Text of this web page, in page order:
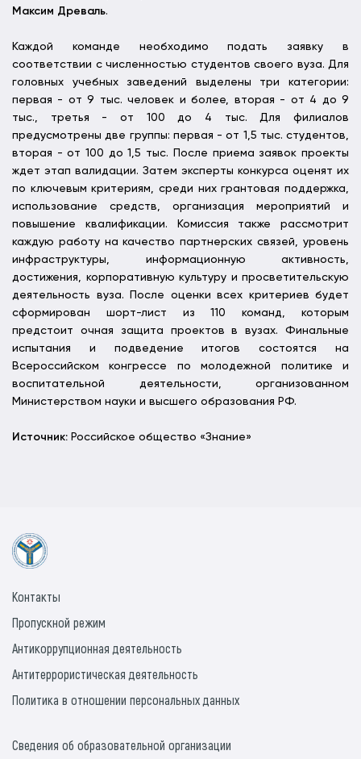
Максим Древаль.
Каждой команде необходимо подать заявку в
соответствии с численностью студентов своего вуза. Для
головных учебных заведений выделены три категории:
первая - от 9 тыс. человек и более, вторая - от 4 до 9
тыс., третья - от 100 до 4 тыс. Для филиалов
предусмотрены две группы: первая - от 1,5 тыс. студентов,
вторая - от 100 до 1,5 тыс. После приема заявок проекты
ждет этап валидации. Затем эксперты конкурса оценят их
по ключевым критериям, среди них грантовая поддержка,
использование средств, организация мероприятий и
повышение квалификации. Комиссия также рассмотрит
каждую работу на качество партнерских связей, уровень
инфраструктуры, информационную активность,
достижения, корпоративную культуру и просветительскую
деятельность вуза. После оценки всех критериев будет
сформирован шорт-лист из 110 команд, которым
предстоит очная защита проектов в вузах. Финальные
испытания и подведение итогов состоятся на
Всероссийском конгрессе по молодежной политике и
воспитательной деятельности, организованном
Министерством науки и высшего образования РФ.
Источник: Российское общество «Знание»
Контакты
Пропускной режим
Антикоррупционная деятельность
Антитеррористическая деятельность
Политика в отношении персональных данных
Сведения об образовательной организации